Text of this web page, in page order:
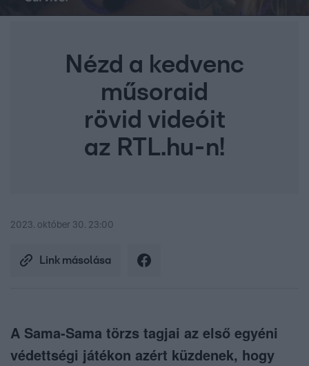
Nézd a kedvenc
műsoraid
rövid videóit
az RTL.hu-n!
2023. október 30. 23:00
Link másolása
A Sama-Sama törzs tagjai az első egyéni
védettségi játékon azért küzdenek, hogy